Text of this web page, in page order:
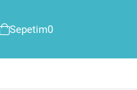
Sepetim0